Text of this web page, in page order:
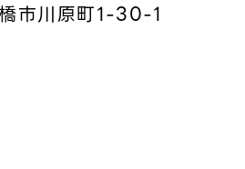
市川原町1-30-1